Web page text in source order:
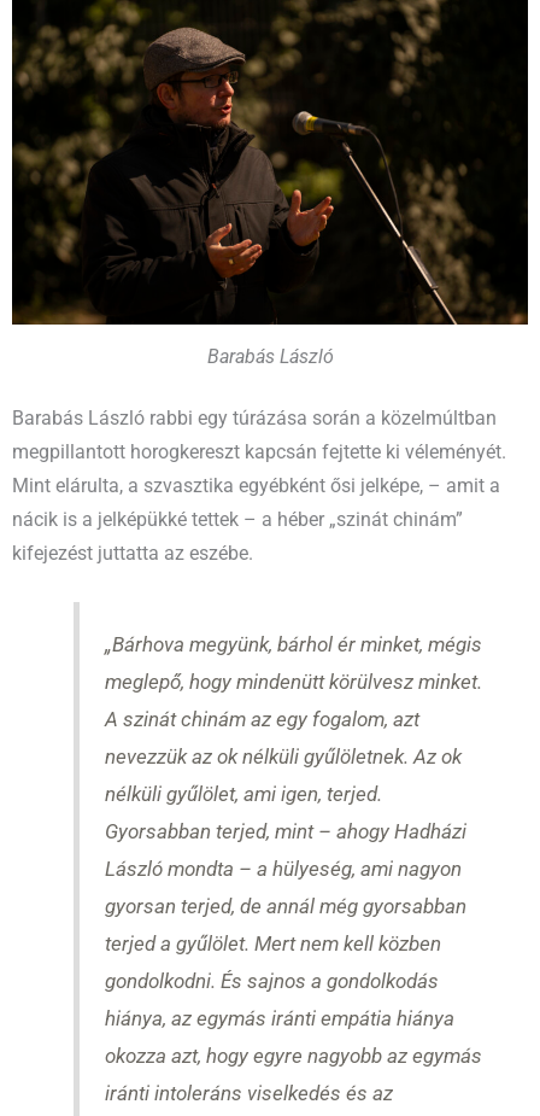
Barabás László
Barabás László rabbi egy túrázása során a közelmúltban
megpillantott horogkereszt kapcsán fejtette ki véleményét.
Mint elárulta, a szvasztika egyébként ősi jelképe, – amit a
nácik is a jelképükké tettek – a héber „szinát chinám”
kifejezést juttatta az eszébe.
„Bárhova megyünk, bárhol ér minket, mégis
meglepő, hogy mindenütt körülvesz minket.
A szinát chinám az egy fogalom, azt
nevezzük az ok nélküli gyűlöletnek. Az ok
nélküli gyűlölet, ami igen, terjed.
Gyorsabban terjed, mint – ahogy Hadházi
László mondta – a hülyeség, ami nagyon
gyorsan terjed, de annál még gyorsabban
terjed a gyűlölet. Mert nem kell közben
gondolkodni. És sajnos a gondolkodás
hiánya, az egymás iránti empátia hiánya
okozza azt, hogy egyre nagyobb az egymás
iránti intoleráns viselkedés és az